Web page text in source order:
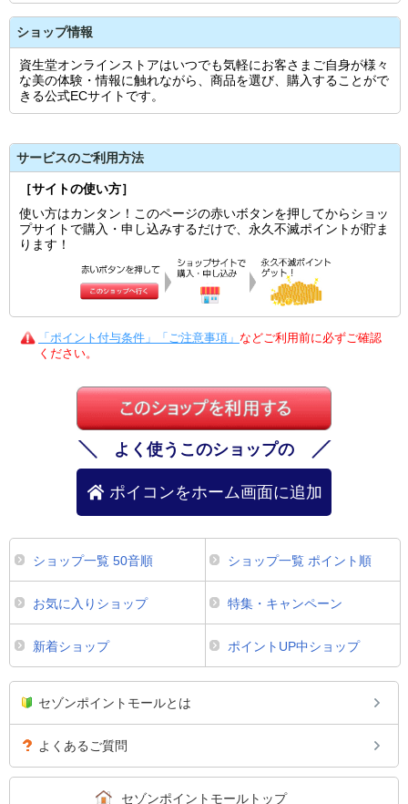
ショップ情報
資生堂オンラインストアはいつでも気軽にお客さまご自身が様々
な美の体験・情報に触れながら、商品を選び、購入することがで
きる公式ECサイトです。
サービスのご利用方法
［サイトの使い方］
使い方はカンタン！このページの赤いボタンを押してからショッ
プサイトで購入・申し込みするだけで、永久不滅ポイントが貯ま
ります！
「ポイント付与条件」「ご注意事項」 などご利用前に必ずご確認
ください。
よく使うこのショップの
ポイコンをホーム画面に追加
ショップ一覧 50音順 ショップ一覧 ポイント順
お気に入りショップ 特集・キャンペーン
新着ショップ ポイントUP中ショップ
セゾンポイントモールとは
よくあるご質問
セゾンポイントモールトップ